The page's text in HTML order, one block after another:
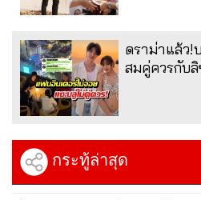
ดราม่าแล้ว!
สมคู่ควรกับ
กระทู้ล่าสุด